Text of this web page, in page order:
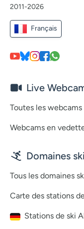
2011-2026
Français
Live
Toutes les webcams
Webcams en
Domaines
Tous les domaines
Carte des stations
Stations de ski